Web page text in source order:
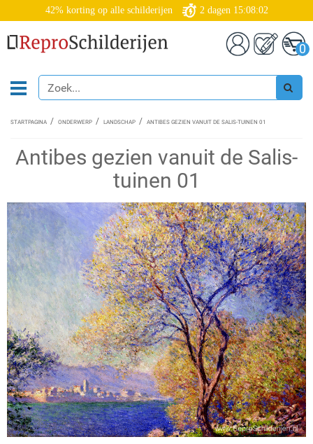
42% korting op alle schilderijen 2 dagen 15:08:02
0
STARTPAGINA ONDERWERP LANDSCHAP ANTIBES GEZIEN VANUIT DE SALIS-TUINEN 01
Antibes gezien vanuit de Salis-
tuinen 01